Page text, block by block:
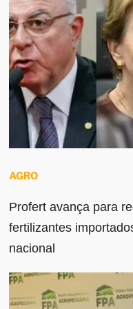
AGRO
Profert avança para
fertilizantes
nacional